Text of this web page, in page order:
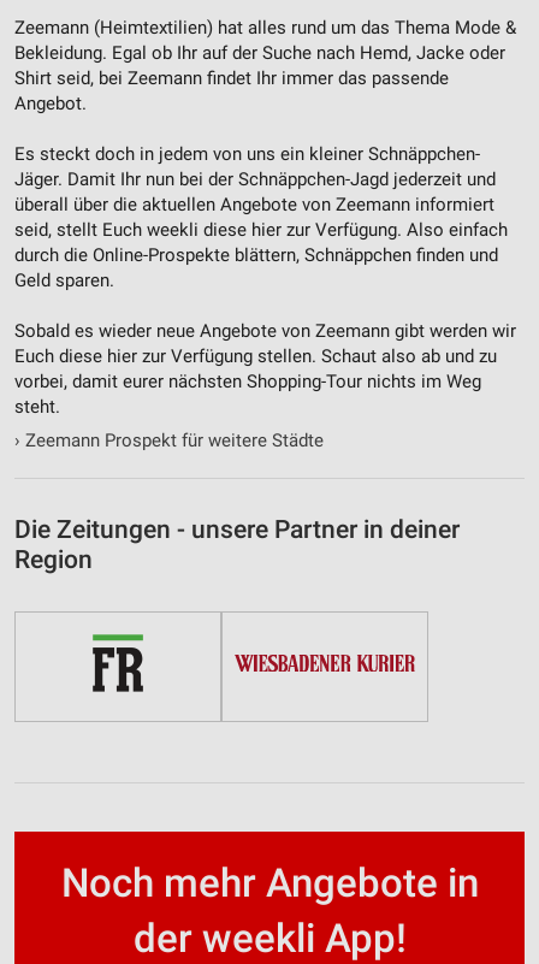
Zeemann (Heimtextilien) hat alles rund um das Thema Mode &
Bekleidung. Egal ob Ihr auf der Suche nach Hemd, Jacke oder
Shirt seid, bei Zeemann findet Ihr immer das passende
Angebot.
Es steckt doch in jedem von uns ein kleiner Schnäppchen-
Jäger. Damit Ihr nun bei der Schnäppchen-Jagd jederzeit und
überall über die aktuellen Angebote von Zeemann informiert
seid, stellt Euch weekli diese hier zur Verfügung. Also einfach
durch die Online-Prospekte blättern, Schnäppchen finden und
Geld sparen.
Sobald es wieder neue Angebote von Zeemann gibt werden wir
Euch diese hier zur Verfügung stellen. Schaut also ab und zu
vorbei, damit eurer nächsten Shopping-Tour nichts im Weg
steht.
› Zeemann Prospekt für weitere Städte
Die Zeitungen - unsere Partner in deiner
Region
Noch mehr Angebote in
der weekli App!
Entwicklung und Verbesserung der Angebote
Verwendung reduzierter Daten zur Auswahl von
Inhalten
IAB-Besonderheiten:
Verwendung genauer Standortdaten
Geräte anhand von aktiv angeforderten
Informationen identifizieren
Notwendig
Performance
Funktional